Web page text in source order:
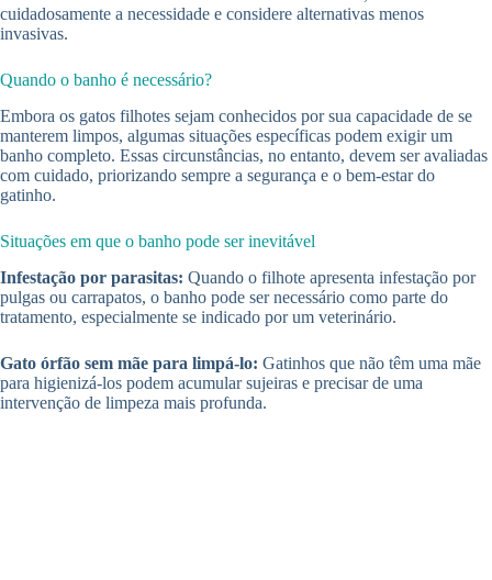
cuidadosamente a necessidade e considere alternativas menos
invasivas.
Quando o banho é necessário?
Embora os gatos filhotes sejam conhecidos por sua capacidade de se
manterem limpos, algumas situações específicas podem exigir um
banho completo. Essas circunstâncias, no entanto, devem ser avaliadas
com cuidado, priorizando sempre a segurança e o bem-estar do
gatinho.
Situações em que o banho pode ser inevitável
Infestação por parasitas: Quando o filhote apresenta infestação por
pulgas ou carrapatos, o banho pode ser necessário como parte do
tratamento, especialmente se indicado por um veterinário.
Gato órfão sem mãe para limpá-lo: Gatinhos que não têm uma mãe
para higienizá-los podem acumular sujeiras e precisar de uma
intervenção de limpeza mais profunda.